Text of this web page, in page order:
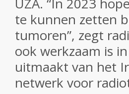
te kunnen zetten
tumoren”, zegt
ook werkzaam is
uitmaakt van het
netwerk voor